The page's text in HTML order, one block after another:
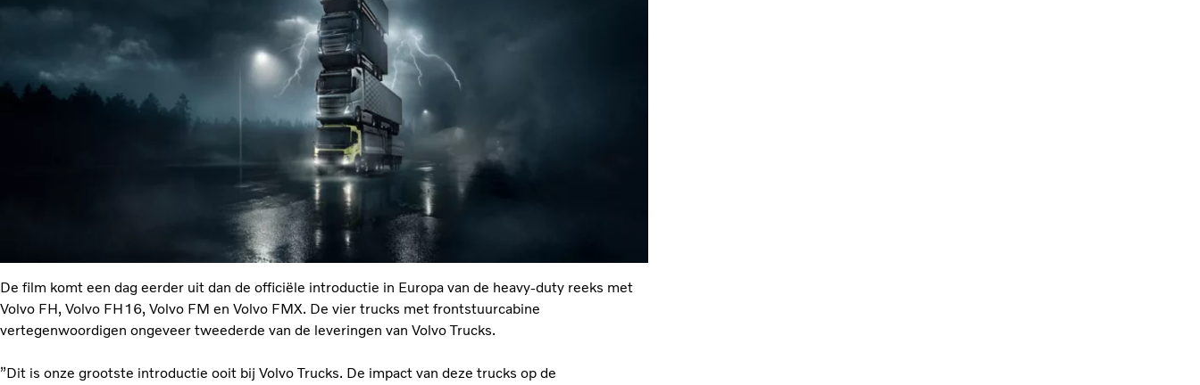
De film komt een dag eerder uit dan de officiële introductie in Europa van de heavy-duty reeks met
Volvo FH, Volvo FH16, Volvo FM en Volvo FMX. De vier trucks met frontstuurcabine
vertegenwoordigen ongeveer tweederde van de leveringen van Volvo Trucks.
”Dit is onze grootste introductie ooit bij Volvo Trucks. De impact van deze trucks op de